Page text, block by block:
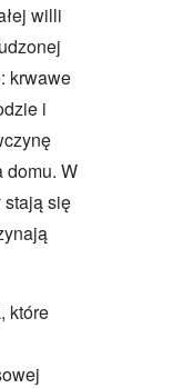
willi
krwawe
i
domu. W
stają się
które